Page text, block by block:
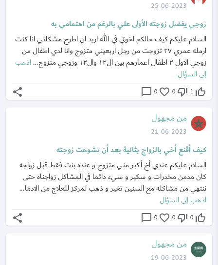
25-06-2023
زوجي يفضل زوجته الأولى علي بالرغم من اهتمامي به
السلام عليكم كيف حالكم اخوتي في الله اريد ان اطرح مشكلتي انا كنت
ارمله عمري ٢٧ تزوجت من رجل اربعيني متزوج وانا لدي اطفال من
زوجي الاول ٣ اطفال اعمارهم بين ال١٢ وال١٣ وزوجي متزوج...
اذهب
إلى السؤال
thumb_up_off_alt
1
thumb_down_off_alt
0
favorite_border
0
chat_bubble_outline
share
من مجهول
21-06-2023
كيف أقنع أخي بالزواج بثانية بعد أن تشوهت زوجته
السلام عليكم عندي أخ أكبر مني متزوج و عنده بنت فقط قبل زواجه
كان مدمن مخدرات و سكير و سيء دائما في المشاكل زواجناه حتى
ننتهي من مشاكله مع السنين تغير و ذهب لمركز للعلاج من الادما...
اذهب إلى السؤال
thumb_up_off_alt
0
thumb_down_off_alt
0
favorite_border
0
chat_bubble_outline
share
من مجهول
19-06-2023